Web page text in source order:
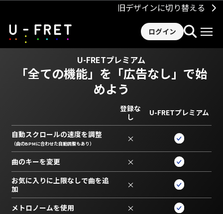
旧デザインに切り替える
ログイン
U-FRETプレミアム
「全ての機能」を 「広告なし」で始
めよう
登録な
し
U-FRETプレミアム
自動スクロールの速度を調整
（曲のBPMに合わせた自動調整もあり） ×
曲のキーを変更 ×
お気に入りに上限なしで曲を追
加
×
メトロノームを使用 ×